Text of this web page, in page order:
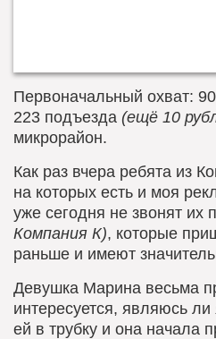
Первоначальный охват:
223 подъезда (ещё 10
микрорайон.
Как раз вчера ребята из
на которых есть и моя
уже сегодня не звонят их
Компания К), которые
раньше и имеют
Девушка Марина весьма
интересуется, являюсь
ей в трубку и она начала